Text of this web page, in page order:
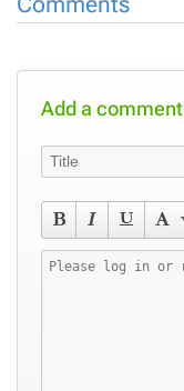
Add a comment